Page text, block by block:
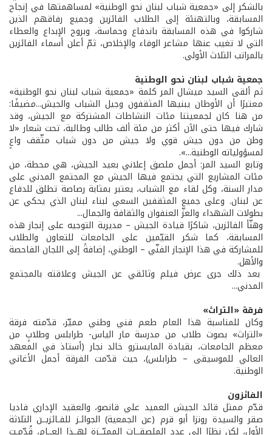
بالشكر إلى «جمعية شباب لبنان نحو الوطنية» لمساهمتها في إنجاح
المسابقة، وبالتهنئة إلى الطلاب الفائزين وجميع رفاقهم الذين
شاركوا في هذه المسابقة باندفاع وحماسة، وبروح الإبداع والعطاء
التي لا تغيب عنها مشاعر الوفاء والإخلاص، ثمّ أعلن أسماء الفائزين
بالمراتب الثلاث الأولى.
جمعية شباب لبنان نحو الوطنية
ثم ألقى السيد ميشال المر كلمة «جمعية شباب لبنان نحو الوطنية»
معتبرًا أن الأوطان يبنيها المثقفون وجيل الشباب والجيش...مضيفًا:
من هنا كان لجمعيتنا مئات النشاطات المشتركة مع الجيش، وقد
شارك فيها حتى الآن أكثر من مئة ألف طالب وطالبة، تحت شعار «لا
وطن من دون جيش قوي ولا جيش من دون شباب مثّقف واعٍ
لمسؤولياته الوطنية...».
وتابع السيد المر: أجمل ملصق إعلاني بعيد الجيش، هي محطة، من
مئات المشاريع التي يجتمع فيها الجيش مع المجتمع المدني على
مدار السنة، وكل لقاء مع الشباب، يعتبر بمثابة رصاصة تطلق للدفاع
عن لبنان. وعلى جميع المثقفين السعي لبناء لبنان الذي يحكي عن
بطولات الشهداء والعزّ العنفوان والثقافة والجمال...
وهنّأ الفائزين، شاكرًا قيادة الجيش – مديرية التوجيه على إنجاز هذه
المسابقة، كما شكر القيّمين على الجامعات للتعاون والطلاب
للمشاركة في هذا الإنجاز الفنّي – الوطني، إضافةً إلى اللجان الفاحصة
والأهل.
بعد ذلك جرى عرض فيلم وثائقي عن الجيش وعلاقته بالمجتمع
المدني...
فرقة «التراث»
وكان للمناسبة هذا العام طعم فني وطني مميّز، قدّمته فرقة
«التراث» بصوت طلاب من مدرسة مار الياس- طرابلس وطلابٍ من
معظم الجامعات، بقيادة المايسترو خالد نجار (أستاذ في المعهد
العالي للموسيقى – طرابلس)، حيث قدّمت الفرقة أجمل الأغاني
الوطنية.
الفائزون
قدّم ممثل قائد الجيش العميد علي قانصو، والعقيد الإداري فاديا
صقر والسيدة رونزا أبو قرم (عن الجمعية) الجوائـز للفـائزيــن الثلاثة
الأول، لكن نظرًا إلى عدد الملصقــات المميّــزة لهــذا العــام، قُدّمـت